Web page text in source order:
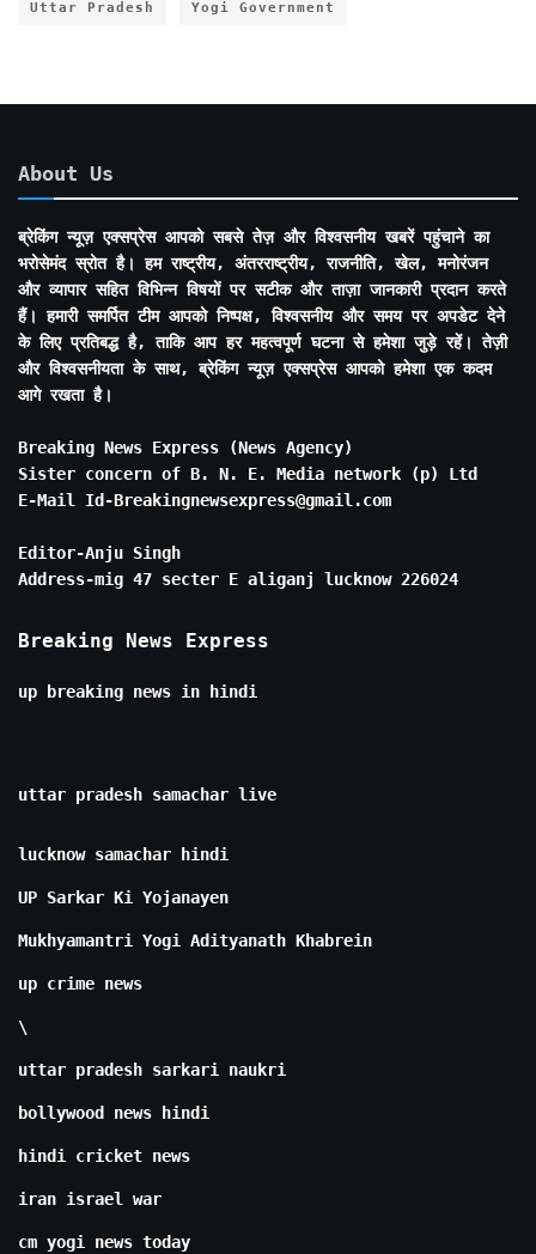
Uttar Pradesh Yogi Government
About Us
ब्रेकिंग न्यूज़ एक्सप्रेस आपको सबसे तेज़ और विश्वसनीय खबरें पहुंचाने का
भरोसेमंद स्रोत है। हम राष्ट्रीय, अंतरराष्ट्रीय, राजनीति, खेल, मनोरंजन
और व्यापार सहित विभिन्न विषयों पर सटीक और ताज़ा जानकारी प्रदान करते
हैं। हमारी समर्पित टीम आपको निष्पक्ष, विश्वसनीय और समय पर अपडेट देने
के लिए प्रतिबद्ध है, ताकि आप हर महत्वपूर्ण घटना से हमेशा जुड़े रहें। तेज़ी
और विश्वसनीयता के साथ, ब्रेकिंग न्यूज़ एक्सप्रेस आपको हमेशा एक कदम
आगे रखता है।
Breaking News Express (News Agency)
Sister concern of B. N. E. Media network (p) Ltd
E-Mail Id-Breakingnewsexpress@gmail.com
Editor-Anju Singh
Address-mig 47 secter E aliganj lucknow 226024
Breaking News Express
up breaking news in hindi
uttar pradesh samachar live
lucknow samachar hindi
UP Sarkar Ki Yojanayen
Mukhyamantri Yogi Adityanath Khabrein
up crime news
\
uttar pradesh sarkari naukri
bollywood news hindi
hindi cricket news
iran israel war
cm yogi news today